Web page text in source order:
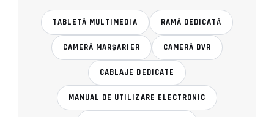
TABLETĂ MULTIMEDIA RAMĂ DEDICATĂ
CAMERĂ MARȘARIER CAMERĂ DVR
CABLAJE DEDICATE
MANUAL DE UTILIZARE ELECTRONIC